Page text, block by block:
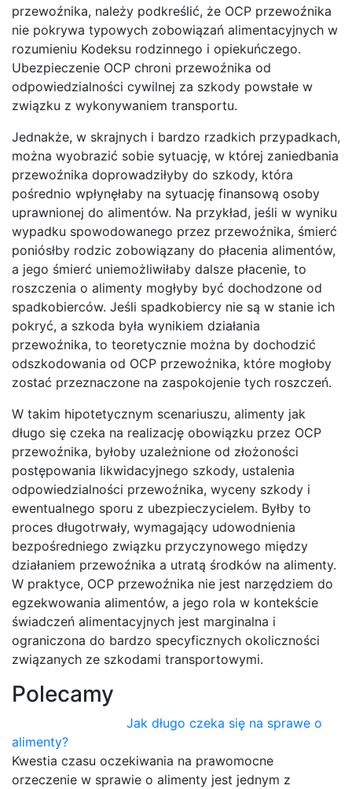
przewoźnika, należy podkreślić, że OCP przewoźnika
nie pokrywa typowych zobowiązań alimentacyjnych w
rozumieniu Kodeksu rodzinnego i opiekuńczego.
Ubezpieczenie OCP chroni przewoźnika od
odpowiedzialności cywilnej za szkody powstałe w
związku z wykonywaniem transportu.
Jednakże, w skrajnych i bardzo rzadkich przypadkach,
można wyobrazić sobie sytuację, w której zaniedbania
przewoźnika doprowadziłyby do szkody, która
pośrednio wpłynęłaby na sytuację finansową osoby
uprawnionej do alimentów. Na przykład, jeśli w wyniku
wypadku spowodowanego przez przewoźnika, śmierć
poniósłby rodzic zobowiązany do płacenia alimentów,
a jego śmierć uniemożliwiłaby dalsze płacenie, to
roszczenia o alimenty mogłyby być dochodzone od
spadkobierców. Jeśli spadkobiercy nie są w stanie ich
pokryć, a szkoda była wynikiem działania
przewoźnika, to teoretycznie można by dochodzić
odszkodowania od OCP przewoźnika, które mogłoby
zostać przeznaczone na zaspokojenie tych roszczeń.
W takim hipotetycznym scenariuszu, alimenty jak
długo się czeka na realizację obowiązku przez OCP
przewoźnika, byłoby uzależnione od złożoności
postępowania likwidacyjnego szkody, ustalenia
odpowiedzialności przewoźnika, wyceny szkody i
ewentualnego sporu z ubezpieczycielem. Byłby to
proces długotrwały, wymagający udowodnienia
bezpośredniego związku przyczynowego między
działaniem przewoźnika a utratą środków na alimenty.
W praktyce, OCP przewoźnika nie jest narzędziem do
egzekwowania alimentów, a jego rola w kontekście
świadczeń alimentacyjnych jest marginalna i
ograniczona do bardzo specyficznych okoliczności
związanych ze szkodami transportowymi.
Polecamy
Jak długo czeka się na sprawe o
alimenty?
Kwestia czasu oczekiwania na prawomocne
orzeczenie w sprawie o alimenty jest jednym z